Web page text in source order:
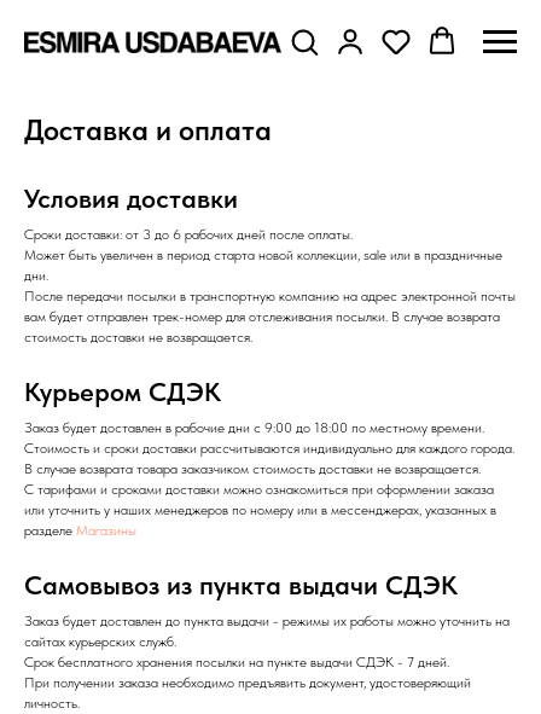
Доставка и оплата
Условия доставки
Сроки доставки: от 3 до 6 рабочих дней после оплаты.
Может быть увеличен в период старта новой коллекции, sale или в праздничные
дни.
После передачи посылки в транспортную компанию на адрес электронной почты
вам будет отправлен трек-номер для отслеживания посылки. В случае возврата
стоимость доставки не возвращается.
Курьером СДЭК
Заказ будет доставлен в рабочие дни с 9:00 до 18:00 по местному времени.
Стоимость и сроки доставки рассчитываются индивидуально для каждого города.
В случае возврата товара заказчиком стоимость доставки не возвращается.
С тарифами и сроками доставки можно ознакомиться при оформлении заказа
или уточнить у наших менеджеров по номеру или в мессенджерах, указанных в
разделе Магазины
Самовывоз из пункта выдачи СДЭК
Заказ будет доставлен до пункта выдачи - режимы их работы можно уточнить на
сайтах курьерских служб.
Срок бесплатного хранения посылки на пункте выдачи СДЭК - 7 дней.
При получении заказа необходимо предъявить документ, удостоверяющий
личность.